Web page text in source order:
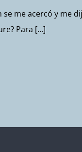
me acercó y me
Para [...]